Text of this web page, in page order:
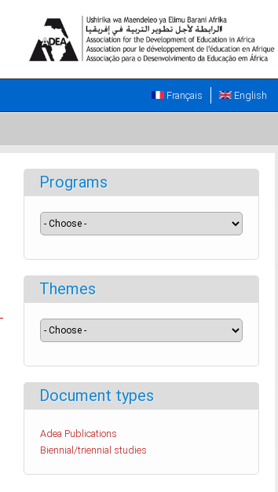
English
Français
Programs
Themes
Document types
Adea Publications
Biennial/triennial studies